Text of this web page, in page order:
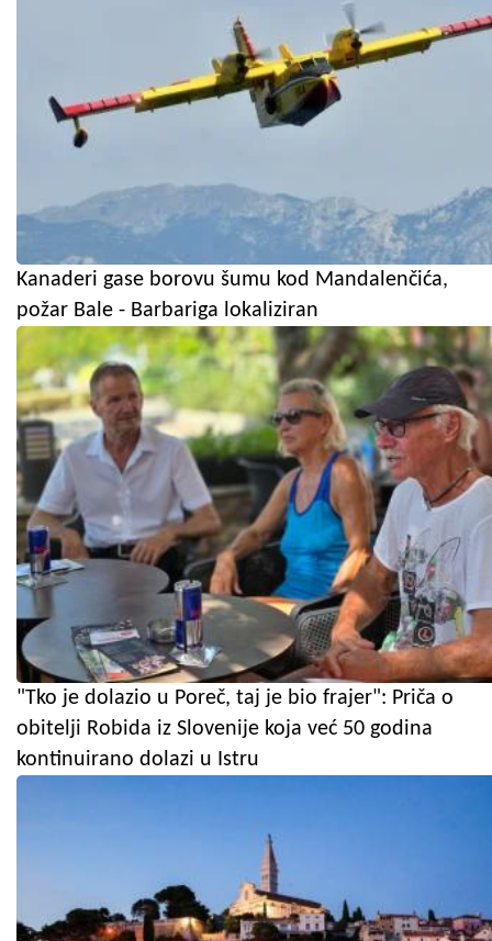
Kanaderi gase borovu šumu kod Mandalenčića,
požar Bale - Barbariga lokaliziran
"Tko je dolazio u Poreč, taj je bio frajer": Priča o
obitelji Robida iz Slovenije koja već 50 godina
kontinuirano dolazi u Istru